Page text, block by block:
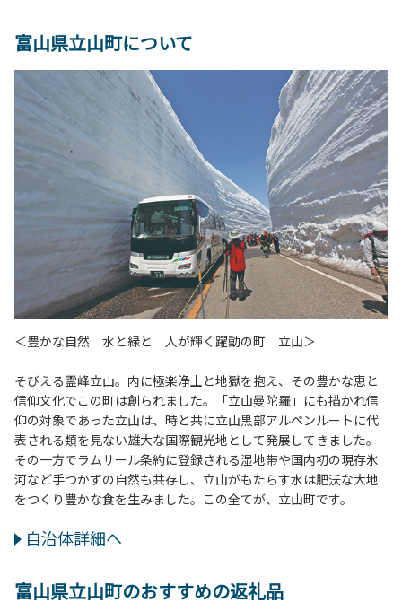
富山県立山町について
＜豊かな自然 水と緑と 人が輝く躍動の町 立山＞
そびえる霊峰立山。内に極楽浄土と地獄を抱え、その豊かな恵と
信仰文化でこの町は創られました。「立山曼陀羅」にも描かれ信
仰の対象であった立山は、時と共に立山黒部アルペンルートに代
表される類を見ない雄大な国際観光地として発展してきました。
その一方でラムサール条約に登録される湿地帯や国内初の現存氷
河など手つかずの自然も共存し、立山がもたらす水は肥沃な大地
をつくり豊かな食を生みました。この全てが、立山町です。
自治体詳細へ
富山県立山町のおすすめの返礼品